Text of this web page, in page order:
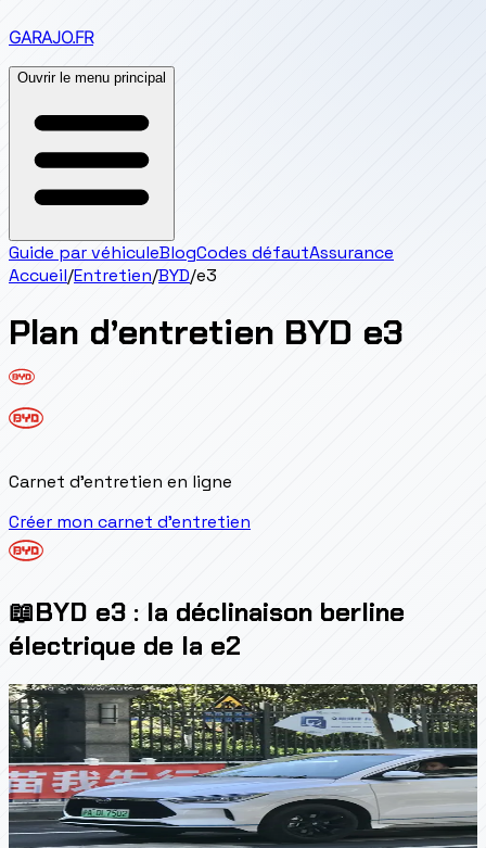
GARAJO.FR
Ouvrir le menu principal
Guide par véhiculeBlogCodes défautAssurance
Accueil/Entretien/BYD/e3
Plan d’entretien BYD e3
Carnet d'entretien en ligne
Créer mon carnet d'entretien
📖BYD e3 : la déclinaison berline
électrique de la e2